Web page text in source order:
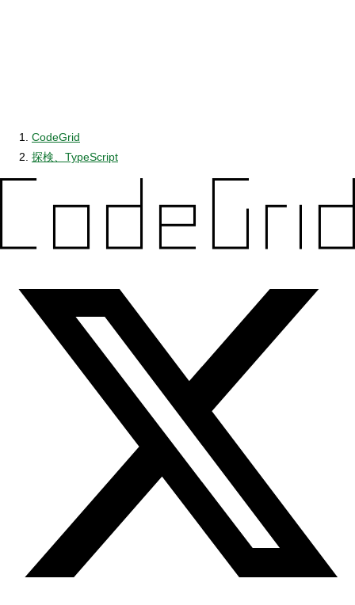
CodeGrid
探検、TypeScript